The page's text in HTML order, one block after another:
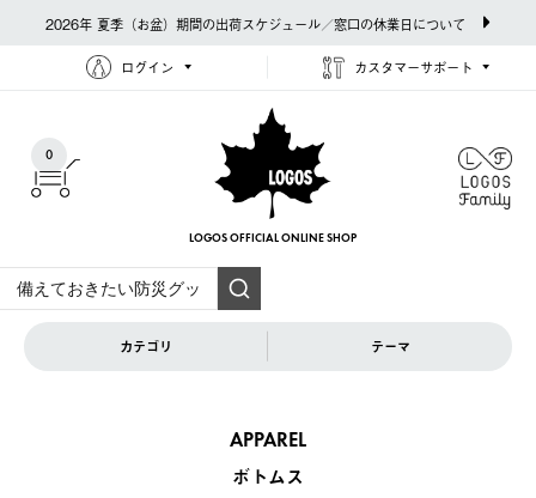
2026年 夏季（お盆）期間の出荷スケジュール／窓口の休業日について
ログイン カスタマーサポート
0
LOGOS OFFICIAL ONLINE SHOP
カテゴリ テーマ
APPAREL
ボトムス